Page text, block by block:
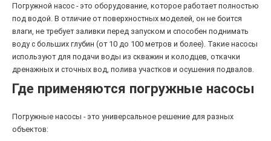
Погружной насос - это оборудование, которое работает полностью
под водой. В отличие от поверхностных моделей, он не боится
влаги, не требует заливки перед запуском и способен поднимать
воду с больших глубин (от 10 до 100 метров и более). Такие насосы
используют для подачи воды из скважин и колодцев, откачки
дренажных и сточных вод, полива участков и осушения подвалов.
Где применяются погружные насосы
Погружные насосы - это универсальное решение для разных
объектов: